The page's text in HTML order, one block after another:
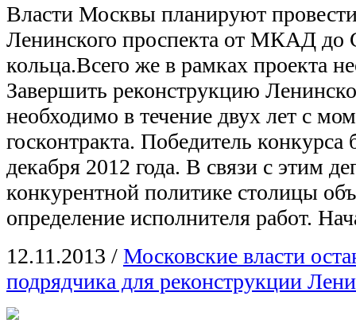
Власти Москвы планируют
Ленинского проспекта от МКАД до
кольца.Всего же в рамках проекта
Завершить реконструкцию
необходимо в течение двух лет с
госконтракта. Победитель конкурса
декабря 2012 года. В связи с этим
конкурентной политике столицы
определение исполнителя работ.
12.11.2013 / Московские власти
подрядчика для реконструкции